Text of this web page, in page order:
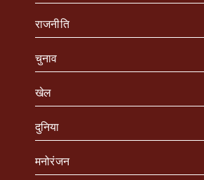
राजनीति
चुनाव
खेल
दुनिया
मनोरंजन